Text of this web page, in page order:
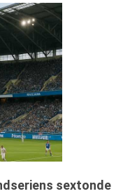
sextonde